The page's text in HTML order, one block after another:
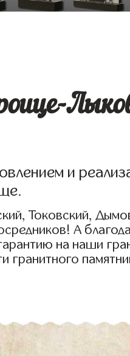
и
Токовский,
А
на наши
гранитного